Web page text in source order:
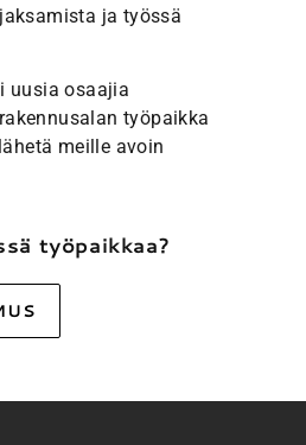
ja työssä
uusia osaajia
työpaikka
meille avoin
työpaikkaa?